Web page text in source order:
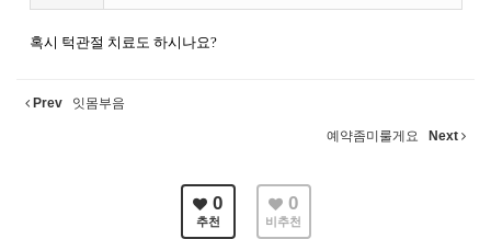
혹시 턱관절 치료도 하시나요?
Prev 잇몸부음
예약좀미룰게요 Next
0
추천
0
비추천